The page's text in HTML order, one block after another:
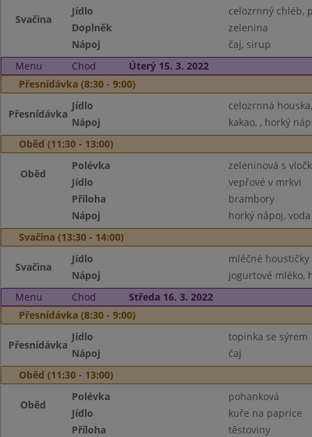
Svačina
Jídlo
celozrnný chléb,
Doplněk
zelenina
Nápoj
čaj, sirup
Menu
Chod
Úterý 15. 3. 2022
Přesnídávka (8:30 - 9:00)
Přesnídávka
Jídlo
celozrnná
Nápoj
kakao, , horký
Oběd (11:30 - 13:00)
Oběd
Polévka
zeleninová s
Jídlo
vepřové v mrkvi
Příloha
brambory
Nápoj
horký nápoj, voda
Svačina (13:30 - 14:00)
Svačina
Jídlo
mléčné houstičky
Nápoj
jogurtové mléko,
Menu
Chod
Středa 16. 3. 2022
Přesnídávka (8:30 - 9:00)
Přesnídávka
Jídlo
topinka se sýrem
Nápoj
čaj
Oběd (11:30 - 13:00)
Oběd
Polévka
pohanková
Jídlo
kuře na paprice
Příloha
těstoviny